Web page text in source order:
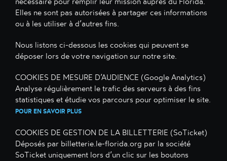
Elles ne sont pas autorisées à partager ces informations
ou à les utiliser à d’autres fins.
Nous listons ci-dessous les cookies qui peuvent se
déposer lors de votre navigation sur notre site.
COOKIES DE MESURE D’AUDIENCE (Google Analytics)
Analyse régulièrement le trafic des serveurs à des fins
statistiques et étudie vos parcours pour optimiser le site.
POUR EN SAVOIR PLUS
COOKIES DE GESTION DE LA BILLETTERIE (SoTicket)
Déposés par billetterie.le-florida.org par la société
SoTicket uniquement lors d’un clic sur les boutons